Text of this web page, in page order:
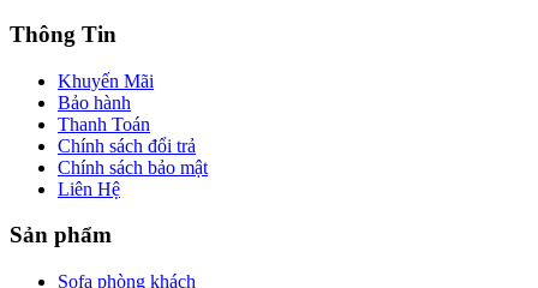
Thông Tin
Khuyến Mãi
Bảo hành
Thanh Toán
Chính sách đổi trả
Chính sách bảo mật
Liên Hệ
Sản phẩm
Sofa phòng khách